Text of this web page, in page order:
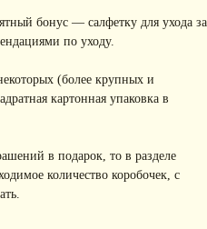
бонус — салфетку для ухода за
по уходу.
(более крупных и
картонная упаковка в
в подарок, то в разделе
количество коробочек, с